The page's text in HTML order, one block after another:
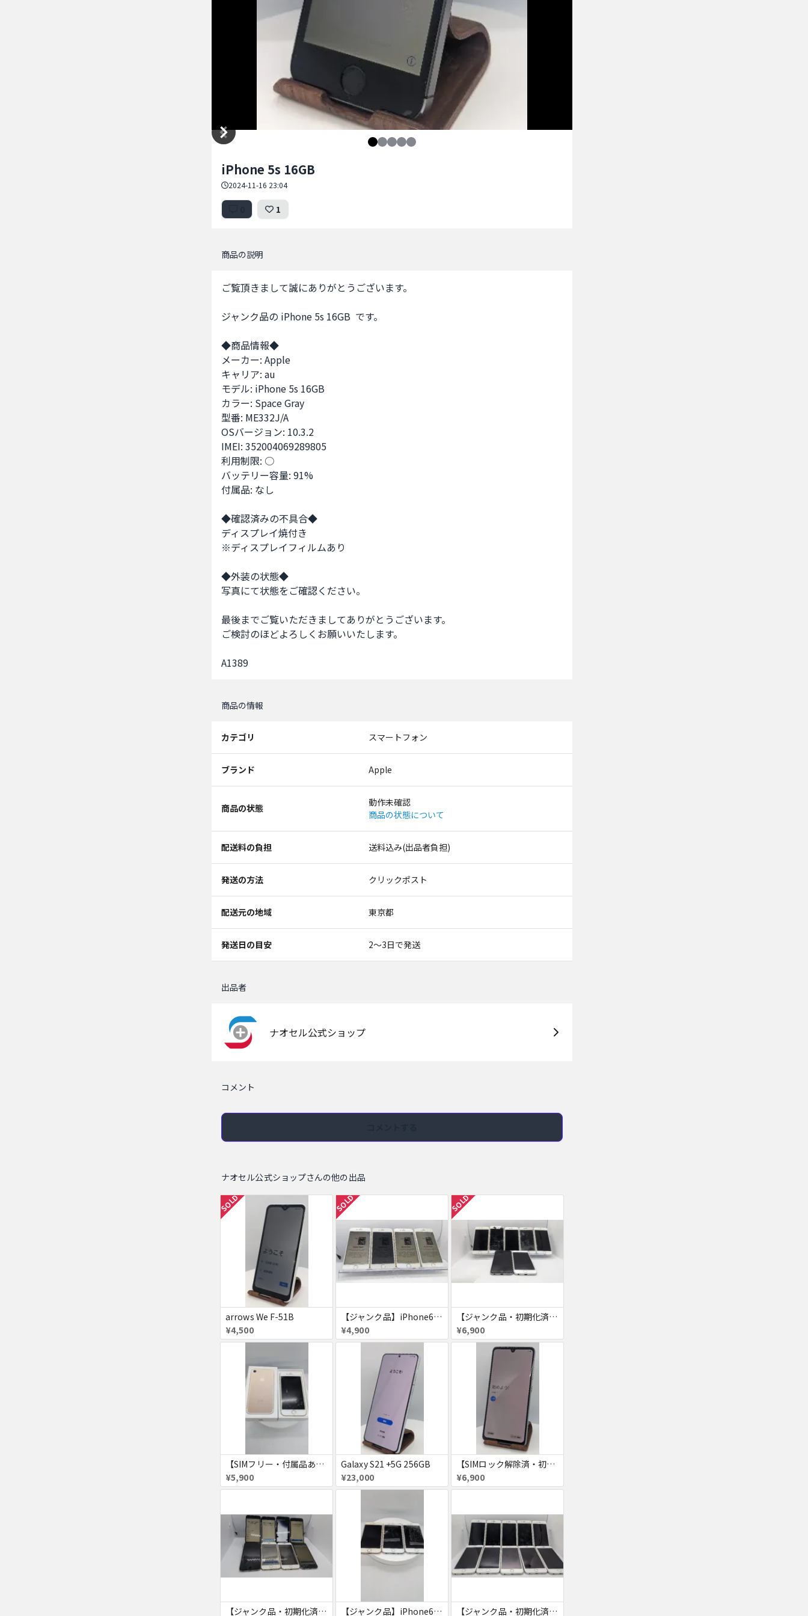
iPhone 5s 16GB
2024-11-16 23:04
1
商品の説明
ご覧頂きまして誠にありがとうございます。
ジャンク品の iPhone 5s 16GB  です。
◆商品情報◆
メーカー: Apple
キャリア: au
モデル: iPhone 5s 16GB
カラー: Space Gray
型番: ME332J/A
OSバージョン: 10.3.2
IMEI: 352004069289805
利用制限: ○
バッテリー容量: 91%
付属品: なし
◆確認済みの不具合◆
ディスプレイ焼付き
※ディスプレイフィルムあり
◆外装の状態◆
写真にて状態をご確認ください。
最後までご覧いただきましてありがとうございます。
ご検討のほどよろしくお願いいたします。
A1389
商品の情報
カテゴリ スマートフォン
ブランド Apple
商品の状態
動作未確認
商品の状態について
配送料の負担 送料込み(出品者負担)
発送の方法 クリックポスト
配送元の地域 東京都
発送日の目安 2〜3日で発送
出品者
ナオセル公式ショップ
コメント
ナオセル公式ショップさんの他の出品
SOLD
arrows We F-51B
¥4,500
SOLD
【ジャンク品】iPhone6s ４台セット
¥4,900
SOLD
【ジャンク品・初期化済・SIMロック解除済】iPhone6 7台セット
¥6,900
【SIMフリー・付属品あり】iPhone 7 128GB
¥5,900
Galaxy S21 +5G 256GB
¥23,000
【SIMロック解除済・初期化済】Galaxy A41 SCV48
¥6,900
【ジャンク品・初期化済】iPhone6 8台セット
【ジャンク品】iPhone6s ３台セット
【ジャンク品・初期化済】iPhone6 10台セット